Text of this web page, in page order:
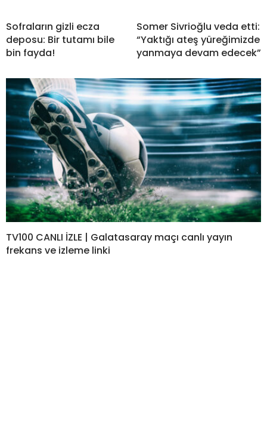
Sofraların gizli ecza
deposu: Bir tutamı bile
bin fayda!
Somer Sivrioğlu veda etti:
“Yaktığı ateş yüreğimizde
yanmaya devam edecek”
TV100 CANLI İZLE | Galatasaray maçı canlı yayın
frekans ve izleme linki